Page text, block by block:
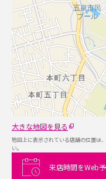
大きな地図を見る
地図上に表示されている店舗の位置は
い。
来店時間をWeb